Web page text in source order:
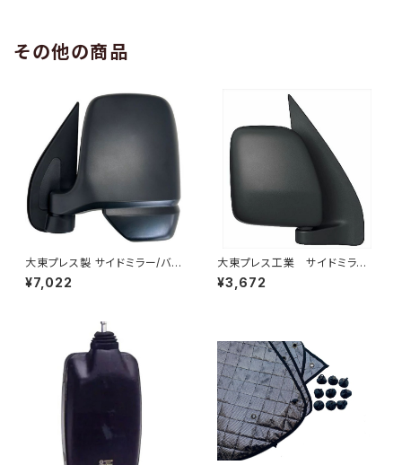
その他の商品
大東プレス製 サイドミラー/バッ
クミラー左 (助手席側) アクティ
トラック HA6 HA7 DI-650
¥7,022
大東プレス工業 サイドミラー/
バックミラー ダイハツ ハイ
ゼットカーゴ 右 06年～ DI-
¥3,672